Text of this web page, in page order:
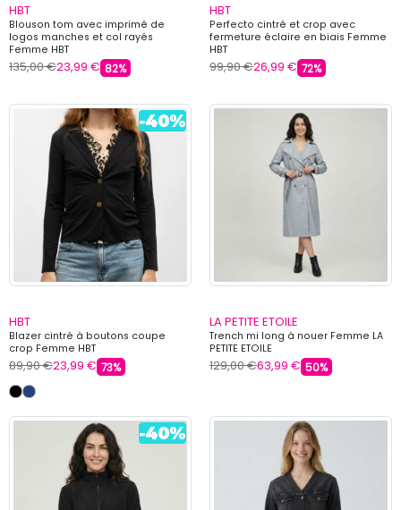
HBT
Blouson tom avec imprimé de
logos manches et col rayés
Femme HBT
135,00 €23,99 € 82%
HBT
Perfecto cintré et crop avec
fermeture éclaire en biais Femme
HBT
99,90 €26,99 € 72%
HBT
Blazer cintré à boutons coupe
crop Femme HBT
89,90 €23,99 € 73%
LA PETITE ETOILE
Trench mi long à nouer Femme LA
PETITE ETOILE
129,00 €63,99 € 50%